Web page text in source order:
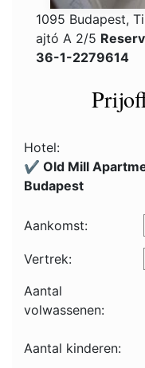
1095 Budapest,
ajtó A 2/5
36-1-2279614
Hotel:
✔️ Old Mill
Budapest
Aankomst:
Vertrek:
Aantal
volwassenen:
Aantal kinderen: